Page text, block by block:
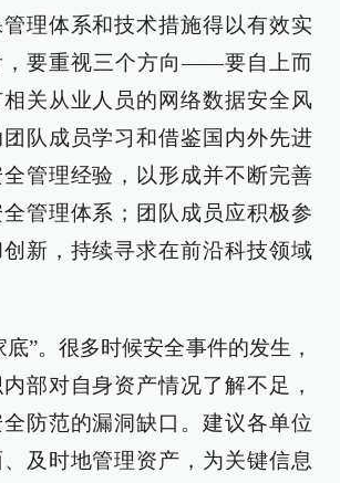
理体系和技术措施得以有效实
，要重视三个方向——要自上而
关从业人员的网络数据安全风
队成员学习和借鉴国内外先进
管理经验，以形成并不断完善
管理体系；团队成员应积极参
新，持续寻求在前沿科技领域
”。很多时候安全事件的发生，
部对自身资产情况了解不足，
防范的漏洞缺口。建议各单位
及时地管理资产，为关键信息